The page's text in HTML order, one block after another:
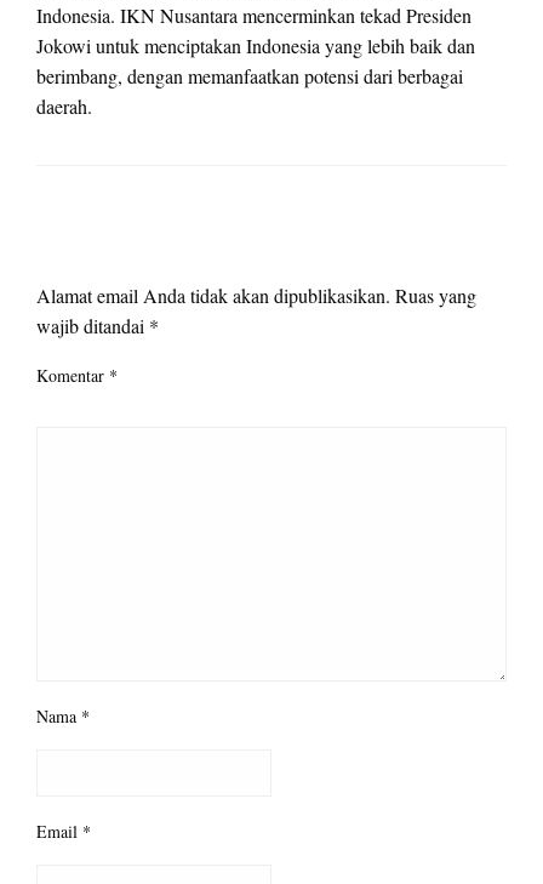
Indonesia. IKN Nusantara mencerminkan tekad Presiden
Jokowi untuk menciptakan Indonesia yang lebih baik dan
berimbang, dengan memanfaatkan potensi dari berbagai
daerah.
Alamat email Anda tidak akan dipublikasikan. Ruas yang
wajib ditandai *
Komentar *
Nama *
Email *